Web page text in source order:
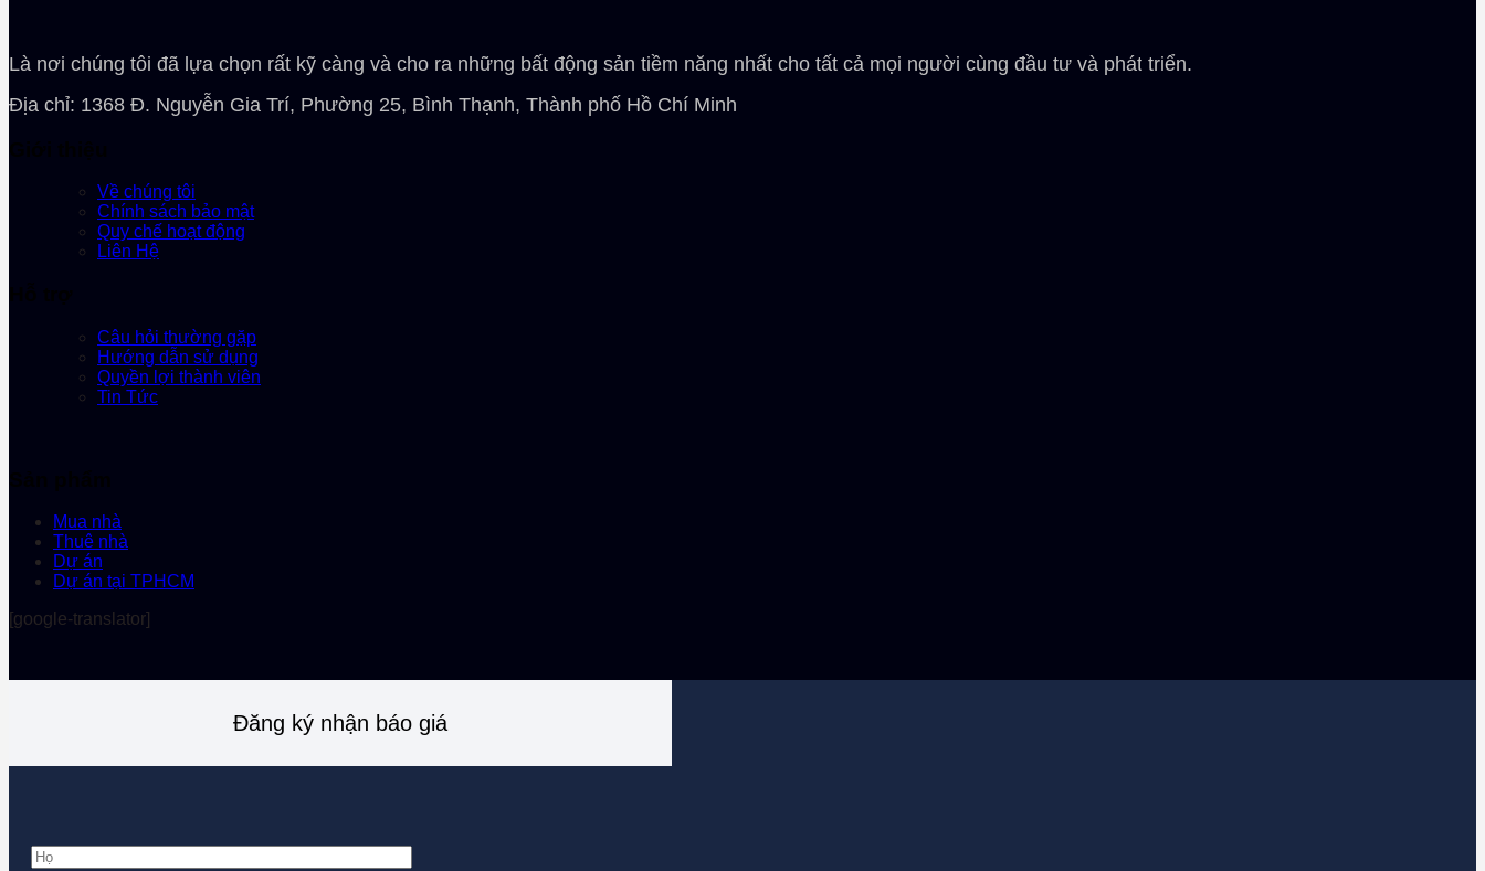
Là nơi chúng tôi đã lựa chọn rất kỹ càng và cho ra những bất động sản tiềm năng nhất cho tất cả mọi người cùng đầu tư và phát triển.
Địa chỉ: 1368 Đ. Nguyễn Gia Trí, Phường 25, Bình Thạnh, Thành phố Hồ Chí Minh
Về chúng tôi
Chính sách bảo mật
Quy chế hoạt động
Liên Hệ
Câu hỏi thường gặp
Hướng dẫn sử dụng
Quyền lợi thành viên
Tin Tức
Mua nhà
Thuê nhà
Dự án
Dự án tại TPHCM
[google-translator]
Đăng ký nhận báo giá